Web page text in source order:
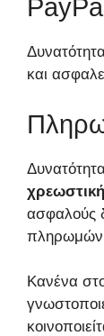
και
ασφαλούς
πληρωμών
Κανένα